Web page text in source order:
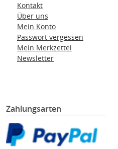
Kontakt
Über uns
Mein Konto
Passwort vergessen
Mein Merkzettel
Newsletter
Zahlungsarten